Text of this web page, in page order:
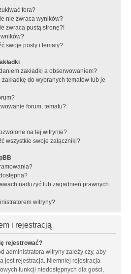
fora?
nie zwraca wyników?
zwraca pustą stronę?!
swoje posty i tematy?
zakładki a obserwowaniem?
do wybranych tematów lub je
forum, tematu?
na tej witrynie?
wszystkie swoje załączniki?
nadużyć lub zagadnień prawnych
witryny?
i rejestracją
rejestrować?
administratora witryny zależy czy, aby
jest rejestracja. Niemniej rejestracja
funkcji niedostępnych dla gości,